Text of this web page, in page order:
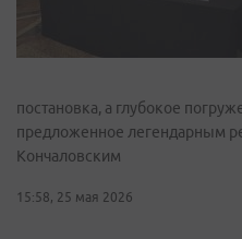
постановка, а глубокое
предложенное легендарным
Кончаловским
15:58, 25 мая 2026